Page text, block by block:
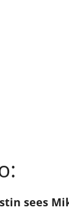
sees